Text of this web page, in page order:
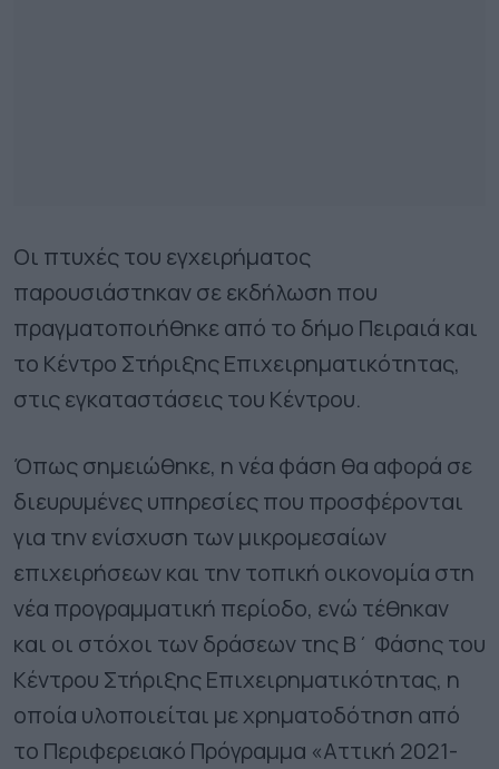
Οι πτυχές του εγχειρήματος
παρουσιάστηκαν σε εκδήλωση που
πραγματοποιήθηκε από το δήμο Πειραιά και
το Κέντρο Στήριξης Επιχειρηματικότητας,
στις εγκαταστάσεις του Κέντρου.
Όπως σημειώθηκε, η νέα φάση θα αφορά σε
διευρυμένες υπηρεσίες που προσφέρονται
για την ενίσχυση των μικρομεσαίων
επιχειρήσεων και την τοπική οικονομία στη
νέα προγραμματική περίοδο, ενώ τέθηκαν
και οι στόχοι των δράσεων της Β΄ Φάσης του
Κέντρου Στήριξης Επιχειρηματικότητας, η
οποία υλοποιείται με χρηματοδότηση από
το Περιφερειακό Πρόγραμμα «Αττική 2021-